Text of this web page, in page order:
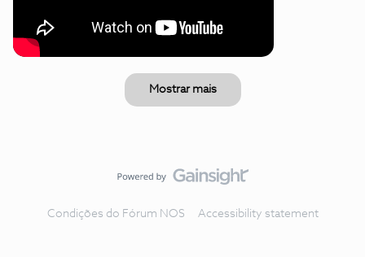
Mostrar mais
Condições do Fórum NOS Accessibility statement